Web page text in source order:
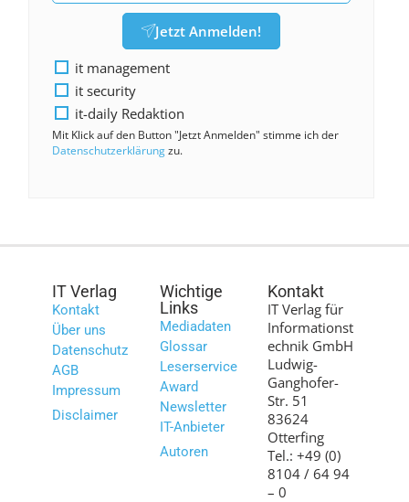
Jetzt Anmelden!
it management
it security
it-daily Redaktion
Mit Klick auf den Button "Jetzt Anmelden" stimme ich der
Datenschutzerklärungzu.
IT Verlag
Kontakt
Über uns
Datenschutz
AGB
Impressum
Disclaimer
Wichtige
Links
Mediadaten
Glossar
Leserservice
Award
Newsletter
IT-Anbieter
Autoren
Kontakt
IT Verlag für
Informationst
echnik GmbH
Ludwig-
Ganghofer-
Str. 51
83624
Otterfing
Tel.: +49 (0)
8104 / 64 94
– 0